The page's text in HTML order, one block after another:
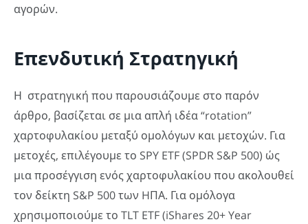
αγορών.
Επενδυτική Στρατηγική
Η στρατηγική που παρουσιάζουμε στο παρόν
άρθρο, βασίζεται σε μια απλή ιδέα “rotation”
χαρτοφυλακίου μεταξύ ομολόγων και μετοχών. Για
μετοχές, επιλέγουμε το SPY ETF (SPDR S&P 500) ώς
μια προσέγγιση ενός χαρτοφυλακίου που ακολουθεί
τον δείκτη S&P 500 των HΠΑ. Για ομόλογα
χρησιμοποιούμε το TLT ETF (iShares 20+ Year